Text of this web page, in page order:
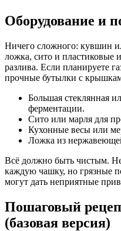
Оборудование и
Ничего сложного: кувшин
ложка, сито и пластиковые
разлива. Если планируете
прочные бутылки с
Большая стеклянная
ферментации.
Сито или марля для
Кухонные весы или
Ложка из
Всё должно быть чистым. Не
каждую чашку, но грязные
могут дать неприятные
Пошаговый
(базовая версия)